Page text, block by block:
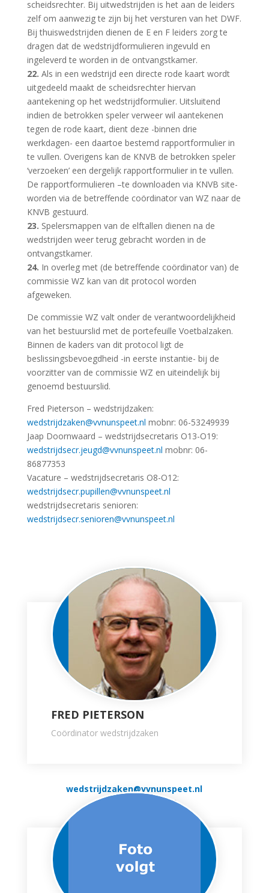
scheidsrechter. Bij uitwedstrijden is het aan de leiders
zelf om aanwezig te zijn bij het versturen van het DWF.
Bij thuiswedstrijden dienen de E en F leiders zorg te
dragen dat de wedstrijdformulieren ingevuld en
ingeleverd te worden in de ontvangstkamer.
22. Als in een wedstrijd een directe rode kaart wordt
uitgedeeld maakt de scheidsrechter hiervan
aantekening op het wedstrijdformulier. Uitsluitend
indien de betrokken speler verweer wil aantekenen
tegen de rode kaart, dient deze -binnen drie
werkdagen- een daartoe bestemd rapportformulier in
te vullen. Overigens kan de KNVB de betrokken speler
‘verzoeken’ een dergelijk rapportformulier in te vullen.
De rapportformulieren –te downloaden via KNVB site-
worden via de betreffende coördinator van WZ naar de
KNVB gestuurd.
23. Spelersmappen van de elftallen dienen na de
wedstrijden weer terug gebracht worden in de
ontvangstkamer.
24. In overleg met (de betreffende coördinator van) de
commissie WZ kan van dit protocol worden
afgeweken.
De commissie WZ valt onder de verantwoordelijkheid
van het bestuurslid met de portefeuille Voetbalzaken.
Binnen de kaders van dit protocol ligt de
beslissingsbevoegdheid -in eerste instantie- bij de
voorzitter van de commissie WZ en uiteindelijk bij
genoemd bestuurslid.
Fred Pieterson – wedstrijdzaken:
wedstrijdzaken@vvnunspeet.nl mobnr: 06-53249939
Jaap Doornwaard – wedstrijdsecretaris O13-O19:
wedstrijdsecr.jeugd@vvnunspeet.nl mobnr: 06-
86877353
Vacature – wedstrijdsecretaris O8-O12:
wedstrijdsecr.pupillen@vvnunspeet.nl
wedstrijdsecretaris senioren:
wedstrijdsecr.senioren@vvnunspeet.nl
FRED PIETERSON
Coördinator wedstrijdzaken
wedstrijdzaken@vvnunspeet.nl
mobnr: 06-53249939